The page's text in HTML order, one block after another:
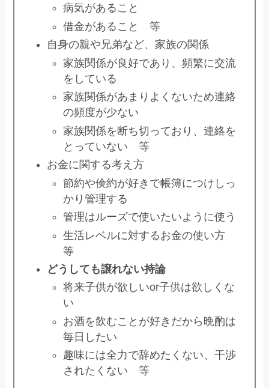
病気があること
借金があること 等
自身の親や兄弟など、家族の関係
家族関係が良好であり、頻繁に交流
をしている
家族関係があまりよくないため連絡
の頻度が少ない
家族関係を断ち切っており、連絡を
とっていない 等
お金に関する考え方
節約や倹約が好きで帳簿につけしっ
かり管理する
管理はルーズで使いたいように使う
生活レベルに対するお金の使い方
等
どうしても譲れない持論
将来子供が欲しいor子供は欲しくな
い
お酒を飲むことが好きだから晩酌は
毎日したい
趣味には全力で辞めたくない、干渉
されたくない 等